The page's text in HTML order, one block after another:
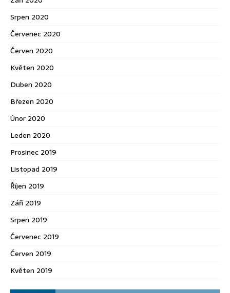
Srpen 2020
Červenec 2020
Červen 2020
Květen 2020
Duben 2020
Březen 2020
Únor 2020
Leden 2020
Prosinec 2019
Listopad 2019
Říjen 2019
Září 2019
Srpen 2019
Červenec 2019
Červen 2019
Květen 2019